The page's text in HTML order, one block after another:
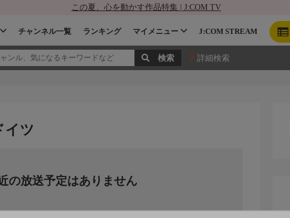
この夏、心を動かす作品特集 | J:COM TV
チャンネル一覧 ランキング マイメニュー J:COM STREAM
詳細検索
イツ
の放送予定はありません